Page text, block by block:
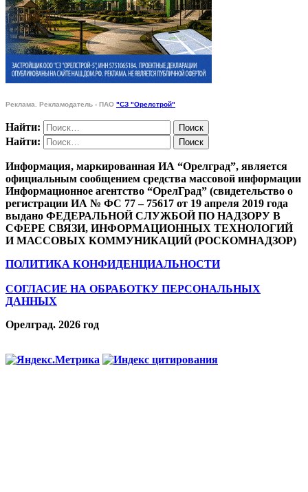
Реклама. Рекламодатель - ПАО "СЗ "Орелстрой"
Найти:
Найти:
Информация, маркированная ИА “Орелград”, является
официальным сообщением средства массовой информации
Информационное агентство “ОрелГрад” (свидетельство о
регистрации ИА № ФС 77 – 75617 от 19 апреля 2019 года
выдано ФЕДЕРАЛЬНОЙ СЛУЖБОЙ ПО НАДЗОРУ В
СФЕРЕ СВЯЗИ, ИНФОРМАЦИОННЫХ ТЕХНОЛОГИЙ
И МАССОВЫХ КОММУНИКАЦИЙ (РОСКОМНАДЗОР)
ПОЛИТИКА КОНФИДЕНЦИАЛЬНОСТИ
СОГЛАСИЕ НА ОБРАБОТКУ ПЕРСОНАЛЬНЫХ
ДАННЫХ
Орелград. 2026 год